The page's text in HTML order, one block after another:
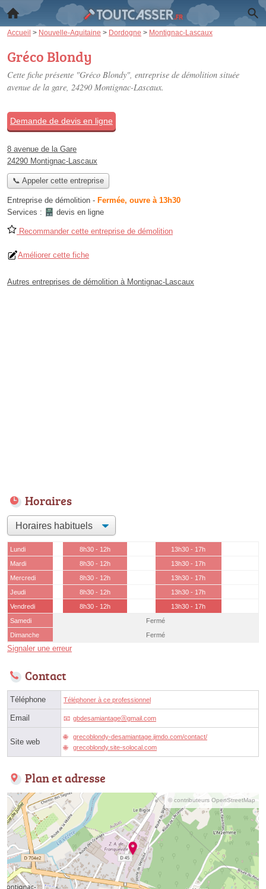
Accueil > Nouvelle-Aquitaine > Dordogne > Montignac-Lascaux
Gréco Blondy
Cette fiche présente "Gréco Blondy", entreprise de démolition située
avenue de la gare, 24290 Montignac-Lascaux.
Demande de devis en ligne
8 avenue de la Gare
24290 Montignac-Lascaux
📞 Appeler cette entreprise
Entreprise de démolition - Fermée, ouvre à 13h30
Services :
devis en ligne
Recommander cette entreprise de démolition
Améliorer cette fiche
Autres entreprises de démolition à Montignac-Lascaux
Horaires
Lundi 8h30 - 12h
13h30 - 17h
Mardi
8h30 - 12h
13h30 - 17h
Mercredi
8h30 - 12h
13h30 - 17h
Jeudi
8h30 - 12h
13h30 - 17h
Vendredi
8h30 - 12h
13h30 - 17h
Samedi
Fermé
Dimanche
Fermé
Signaler une erreur
Contact
Téléphone Téléphoner à ce professionnel
Email gbdesamiantageⓐgmail.com
Site web
grecoblondy-desamiantage.jimdo.com/contact/
grecoblondy.site-solocal.com
Plan et adresse
© contributeurs OpenStreetMap